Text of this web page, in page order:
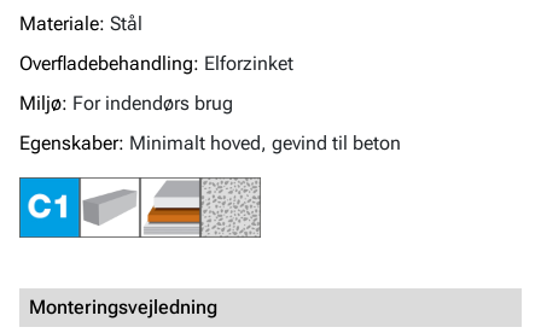
Materiale: Stål
Overfladebehandling: Elforzinket
Miljø: For indendørs brug
Egenskaber: Minimalt hoved, gevind til beton
Monteringsvejledning